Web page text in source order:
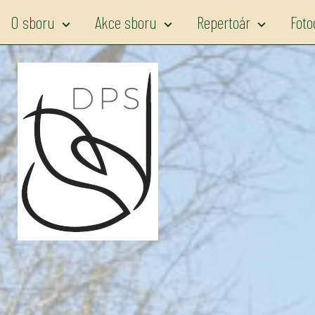
O sboru expand_more Akce sboru expand_more Repertoár expand_more